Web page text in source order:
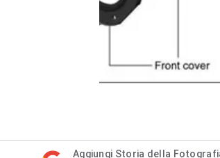
Aggiungi Storia della